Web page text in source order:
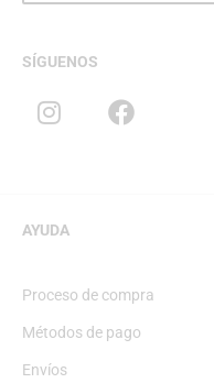
SÍGUENOS
AYUDA
Proceso de compra
Métodos de pago
Envíos